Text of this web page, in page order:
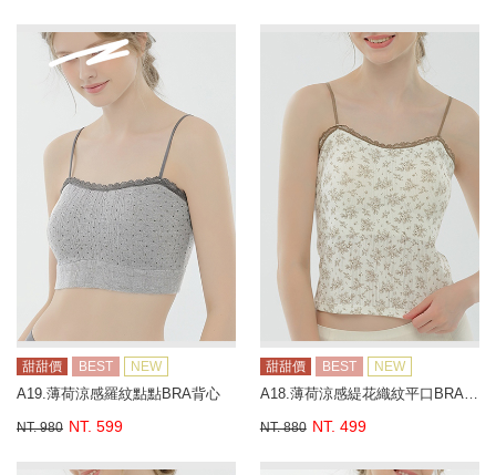
甜甜價 BEST NEW
A19.薄荷涼感羅紋點點BRA背心
NT. 980 NT. 599
甜甜價 BEST NEW
NT. 880 NT. 499